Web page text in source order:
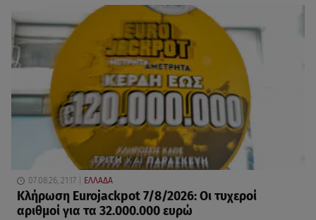
07.08.26, 21:17 ΕΛΛΑΔΑ
Κλήρωση Eurojackpot 7/8/2026: Οι τυχεροί
αριθμοί για τα 32.000.000 ευρώ